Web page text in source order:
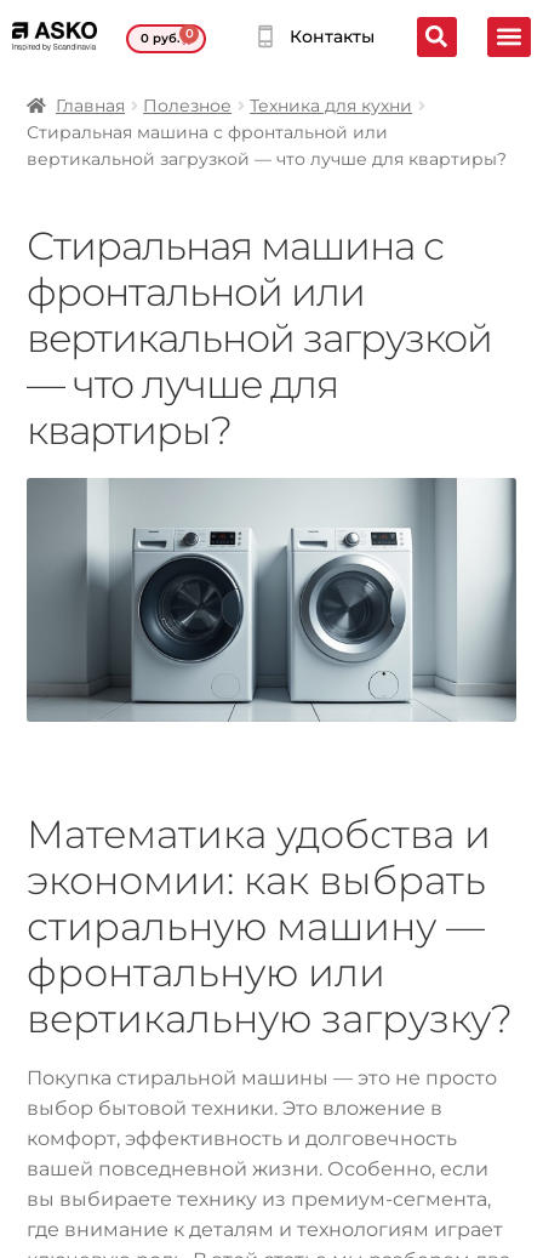
0руб. 0 Контакты
Главная Полезное
Техника для кухни
Стиральная машина с фронтальной или
вертикальной загрузкой — что лучше для квартиры?
Стиральная машина с
фронтальной или
вертикальной загрузкой
— что лучше для
квартиры?
Математика удобства и
экономии: как выбрать
стиральную машину —
фронтальную или
вертикальную загрузку?
Покупка стиральной машины — это не просто
выбор бытовой техники. Это вложение в
комфорт, эффективность и долговечность
вашей повседневной жизни. Особенно, если
вы выбираете технику из премиум-сегмента,
где внимание к деталям и технологиям играет